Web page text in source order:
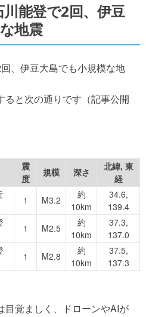
能登で2回、伊豆
地震
、伊豆大島でも小規模な地
ると次の通りです（記事公開
震
度
規模 深さ
北緯, 東
経
1 M3.2
約
10km
34.6,
139.4
1 M2.5
約
10km
37.3,
137.0
1 M2.8
約
10km
37.5,
137.3
目覚ましく、ドローンやAIが